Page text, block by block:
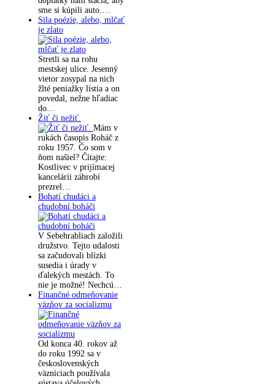
sme si kúpili auto.…
Sila poézie, alebo, mlčať
je zlato
Stretli sa na rohu
mestskej ulice. Jesenný
vietor zosypal na nich
žlté peniažky lístia a on
povedal, nežne hľadiac
do…
Žiť či nežiť.
Mám v
rukách časopis Roháč z
roku 1957. Čo som v
ňom našiel? Čítajte:
Kostlivec v prijímacej
kancelárii záhrobí
prezrel…
Bohatí chudáci a
chudobní boháči
V Sebehrabliach založili
družstvo. Tejto udalosti
sa začudovali blízki
susedia i úrady v
ďalekých mestách. To
nie je možné! Nechcú…
Finančné odmeňovanie
väzňov za socializmu
Od konca 40. rokov až
do roku 1992 sa v
československých
väzniciach používala